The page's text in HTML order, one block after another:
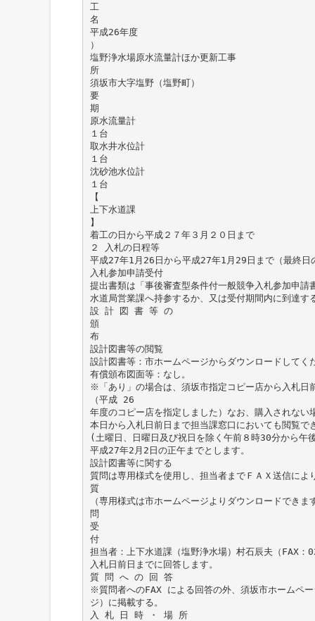
工
名
平成26年度
）
塩野浄水場原水流量計ほか更新工事
所
須坂市大字塩野（塩野町）
要
期
原水流量計
１台
取水井水位計
１台
沈砂池水位計
１台
【
上下水道課
】
着工の日から平成２７年３月２０日まで
２ 入札の日程等
平成27年1月26日から平成27年1月29日まで（最終日
入札参加申請受付
提出書類は「事後審査型条件付一般競争入札参加申請
水道局営業課へ持参するか、又は受付期間内に到達す
設 計 図 書 等 の
頒
布
設計図書等の閲覧
設計図書等：市ホームページからダウンロードしてく
有償頒布図面等：なし。
※「あり」の場合は、須坂市指定コピー店から入札日
（平成 26
年度のコピー店を指定しました）なお、購入されない
本日から入札日前日まで担当課窓口においても閲覧で
(土曜日、日曜日及び祝日を除く午前８時30分から午
平成27年2月2日の正午までとします。
設計図書等に関する
質問は専用様式を使用し、担当者までＦＡＸ送信によ
質
（専用様式は市ホームページよりダウンロードできま
問
受
付
担当者：上下水道課（塩野浄水場）村石辰夫（FAX
入札日前日までに回答します。
質 問 へ の 回 答
※質問者へのFAX による回答の外、須坂市ホームペ
ジ）に掲載する。
入 札 日 時 ・ 場 所